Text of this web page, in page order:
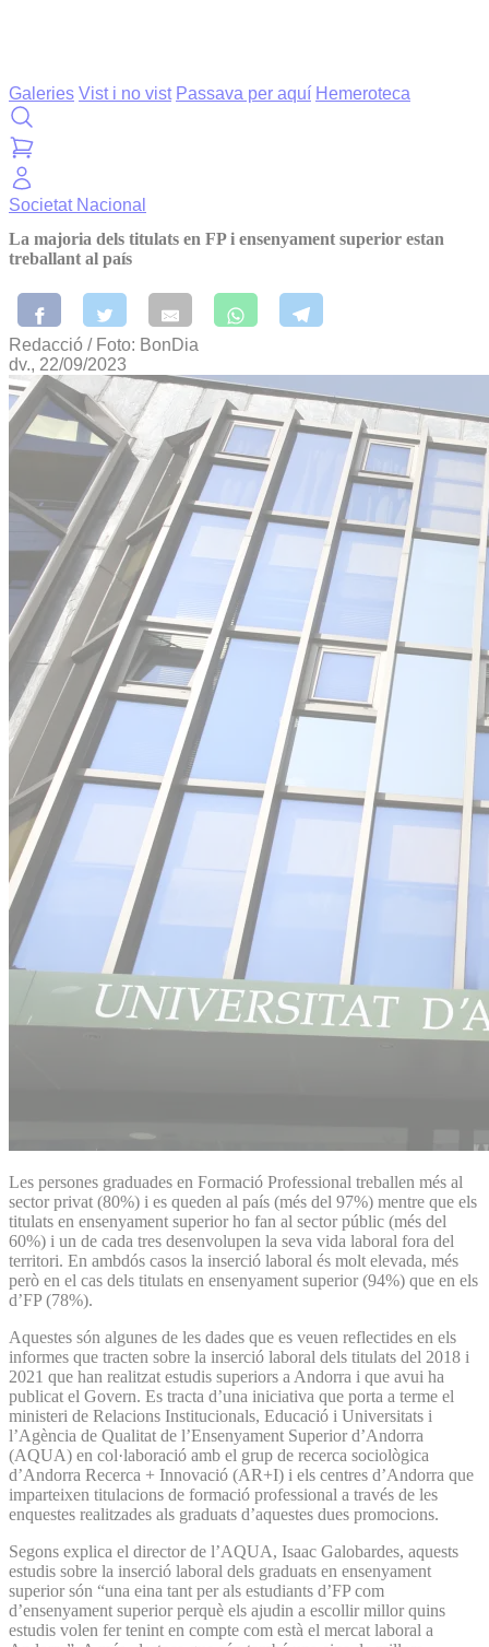
Galeries Vist i no vist Passava per aquí Hemeroteca
Societat Nacional
La majoria dels titulats en FP i ensenyament superior estan
treballant al país
Redacció / Foto: BonDia
dv., 22/09/2023
Les persones graduades en Formació Professional treballen més al
sector privat (80%) i es queden al país (més del 97%) mentre que els
titulats en ensenyament superior ho fan al sector públic (més del
60%) i un de cada tres desenvolupen la seva vida laboral fora del
territori. En ambdós casos la inserció laboral és molt elevada, més
però en el cas dels titulats en ensenyament superior (94%) que en els
d’FP (78%).
Aquestes són algunes de les dades que es veuen reflectides en els
informes que tracten sobre la inserció laboral dels titulats del 2018 i
2021 que han realitzat estudis superiors a Andorra i que avui ha
publicat el Govern. Es tracta d’una iniciativa que porta a terme el
ministeri de Relacions Institucionals, Educació i Universitats i
l’Agència de Qualitat de l’Ensenyament Superior d’Andorra
(AQUA) en col·laboració amb el grup de recerca sociològica
d’Andorra Recerca + Innovació (AR+I) i els centres d’Andorra que
imparteixen titulacions de formació professional a través de les
enquestes realitzades als graduats d’aquestes dues promocions.
Segons explica el director de l’AQUA, Isaac Galobardes, aquests
estudis sobre la inserció laboral dels graduats en ensenyament
superior són “una eina tant per als estudiants d’FP com
d’ensenyament superior perquè els ajudin a escollir millor quins
estudis volen fer tenint en compte com està el mercat laboral a